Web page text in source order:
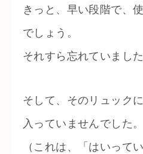
きっと、早い段階で、
でしょう。
それすら忘れていました
そして、そのリュック
入っていませんでした。
（これは、「はいって